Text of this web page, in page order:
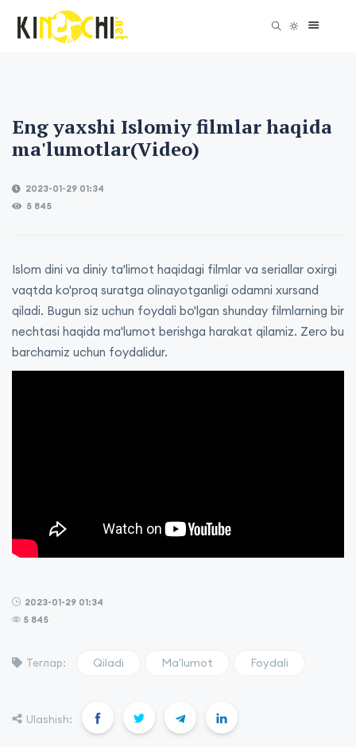
Eng yaxshi Islomiy filmlar haqida
ma'lumotlar(Video)
2023-01-29 01:34
5 845
Islom dini va diniy ta'limot haqidagi filmlar va seriallar oxirgi
vaqtda ko'proq suratga olinayotganligi odamni xursand
qiladi. Bugun siz uchun foydali bo'lgan shunday filmlarning bir
nechtasi haqida ma'lumot berishga harakat qilamiz. Zero bu
barchamiz uchun foydalidur.
2023-01-29 01:34
5 845
Теглар: Qiladi Ma'lumot Foydali
Ulashish: